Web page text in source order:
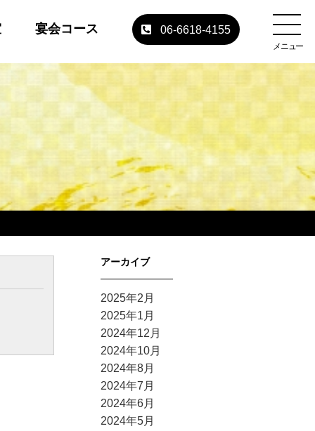
宴会コース 06-6618-4155
メニュー
アーカイブ
2025年2月
2025年1月
2024年12月
2024年10月
2024年8月
2024年7月
2024年6月
2024年5月